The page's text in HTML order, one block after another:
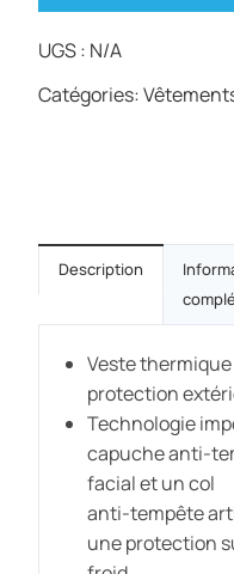
UGS : N/A
Catégories:
Description
Veste
protection
Technologie
capuche anti-
facial et un col
anti-tempête
une protection